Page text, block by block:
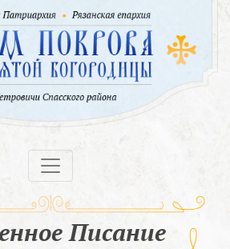
Писание